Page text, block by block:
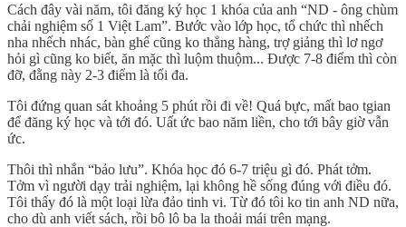
Cách đây vài năm, tôi đăng ký học 1 khóa của anh “ND - ông chùm
chải nghiệm số 1 Việt Lam”. Bước vào lớp học, tổ chức thì nhếch
nha nhếch nhác, bàn ghế cũng ko thẳng hàng, trợ giảng thì lơ ngơ
hỏi gì cũng ko biết, ăn mặc thì luộm thuộm... Được 7-8 điểm thì còn
đỡ, đằng này 2-3 điểm là tối đa.
Tôi đứng quan sát khoảng 5 phút rồi đi về! Quá bực, mất bao tgian
để đăng ký học và tới đó. Uất ức bao năm liền, cho tới bây giờ vẫn
ức.
Thôi thì nhắn “bảo lưu”. Khóa học đó 6-7 triệu gì đó. Phát tởm.
Tởm vì người dạy trải nghiệm, lại không hề sống đúng với điều đó.
Tôi thấy đó là một loại lừa đảo tinh vi. Từ đó tôi ko tin anh ND nữa,
cho dù anh viết sách, rồi bô lô ba la thoải mái trên mạng.